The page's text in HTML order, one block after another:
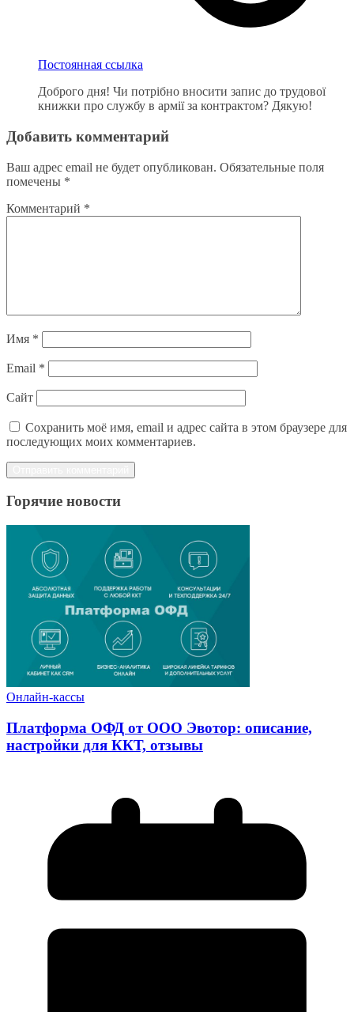
Постоянная ссылка
Доброго дня! Чи потрібно вносити запис до трудової
книжки про службу в армії за контрактом? Дякую!
Добавить комментарий
Ваш адрес email не будет опубликован. Обязательные поля
помечены *
Комментарий *
Имя *
Email *
Сайт
Сохранить моё имя, email и адрес сайта в этом браузере для
последующих моих комментариев.
Горячие новости
Онлайн-кассы
Платформа ОФД от ООО Эвотор: описание,
настройки для ККТ, отзывы